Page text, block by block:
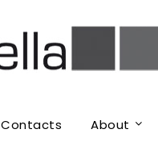
Contacts About